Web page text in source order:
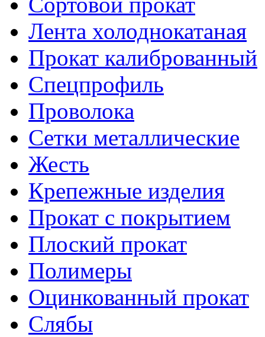
Лента холоднокатаная
Прокат калиброванный
Спецпрофиль
Проволока
Сетки металлические
Жесть
Крепежные изделия
Прокат с покрытием
Плоский прокат
Полимеры
Оцинкованный прокат
Слябы